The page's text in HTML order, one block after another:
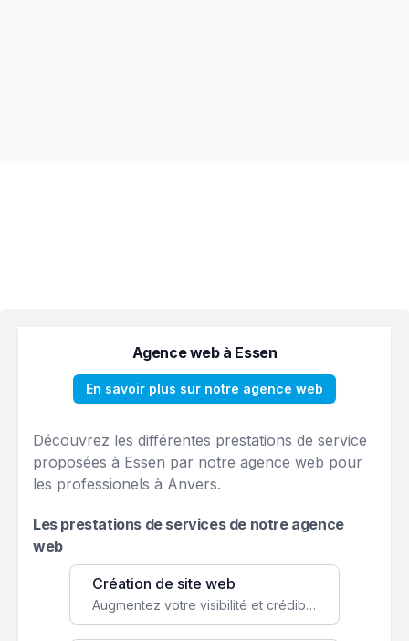
Agence web à Essen
En savoir plus sur notre agence web
Découvrez les différentes prestations de service
proposées à Essen par notre agence web pour
les professionels à Anvers.
Les prestations de services de notre agence
web
Création de site web
Augmentez votre visibilité et crédibilité en ligne avec un site web performant, conçu pour attirer plus de clients.